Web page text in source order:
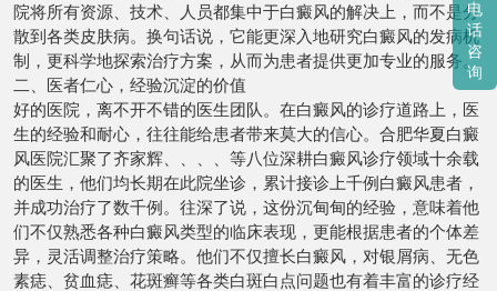
院将所有资源、技术、人员都集中于白癜风的解决上，而不是分
散到各类皮肤病。换句话说，它能更深入地研究白癜风的发病机
制，更科学地探索治疗方案，从而为患者提供更加专业的服务。
二、医者仁心，经验沉淀的价值
好的医院，离不开不错的医生团队。在白癜风的诊疗道路上，医
生的经验和耐心，往往能给患者带来莫大的信心。合肥华夏白癜
风医院汇聚了齐家辉、、、、等八位深耕白癜风诊疗领域十余载
的医生，他们均长期在此院坐诊，累计接诊上千例白癜风患者，
并成功治疗了数千例。往深了说，这份沉甸甸的经验，意味着他
们不仅熟悉各种白癜风类型的临床表现，更能根据患者的个体差
异，灵活调整治疗策略。他们不仅擅长白癜风，对银屑病、无色
素痣、贫血痣、花斑癣等各类白斑白点问题也有着丰富的诊疗经
电
话
咨
询